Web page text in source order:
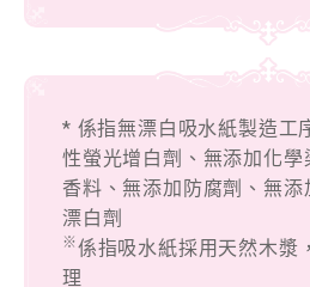
* 係指無漂白吸水紙製造工
性螢光增白劑、無添加化
香料、無添加防腐劑、無
漂白劑
※ 係指吸水紙採用天然木漿
理